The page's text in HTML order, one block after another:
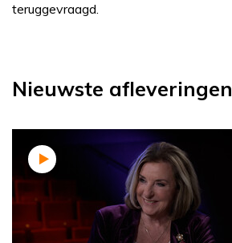
teruggevraagd.
Nieuwste afleveringen